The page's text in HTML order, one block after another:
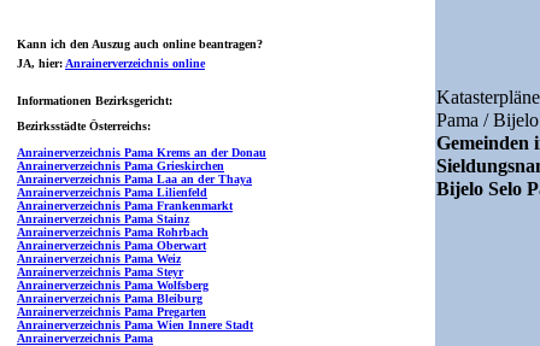
Kann ich den Auszug auch online beantragen?
JA, hier: Anrainerverzeichnis online
Informationen Bezirksgericht:
Bezirksstädte Österreichs:
Anrainerverzeichnis Pama Krems an der Donau
Anrainerverzeichnis Pama Grieskirchen
Anrainerverzeichnis Pama Laa an der Thaya
Anrainerverzeichnis Pama Lilienfeld
Anrainerverzeichnis Pama Frankenmarkt
Anrainerverzeichnis Pama Stainz
Anrainerverzeichnis Pama Rohrbach
Anrainerverzeichnis Pama Oberwart
Anrainerverzeichnis Pama Weiz
Anrainerverzeichnis Pama Steyr
Anrainerverzeichnis Pama Wolfsberg
Anrainerverzeichnis Pama Bleiburg
Anrainerverzeichnis Pama Pregarten
Anrainerverzeichnis Pama Wien Innere Stadt
Anrainerverzeichnis Pama
Pama /
Gemeinden
Bijelo Selo